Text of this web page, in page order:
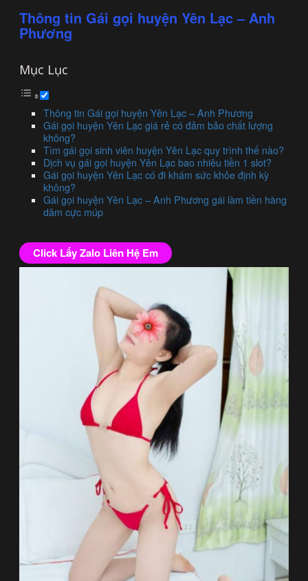
Thông tin Gái gọi huyện Yên Lạc – Anh
Phương
Mục Lục
Thông tin Gái gọi huyện Yên Lạc – Anh Phương
Gái gọi huyện Yên Lạc giá rẻ có đảm bảo chất lượng
không?
Tìm gái gọi sinh viên huyện Yên Lạc quy trình thế nào?
Dịch vụ gái gọi huyện Yên Lạc bao nhiêu tiền 1 slot?
Gái gọi huyện Yên Lạc có đi khám sức khỏe định kỳ
không?
Gái gọi huyện Yên Lạc – Anh Phương gái làm tiền hàng
dâm cực múp
Click Lấy Zalo Liên Hệ Em